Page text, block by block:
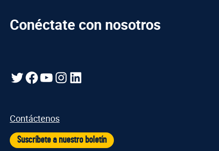
Conéctate con nosotros
Gorjeo
Facebook
YouTube
Instagram
LinkedIn
Contáctenos
Suscríbete a nuestro boletín